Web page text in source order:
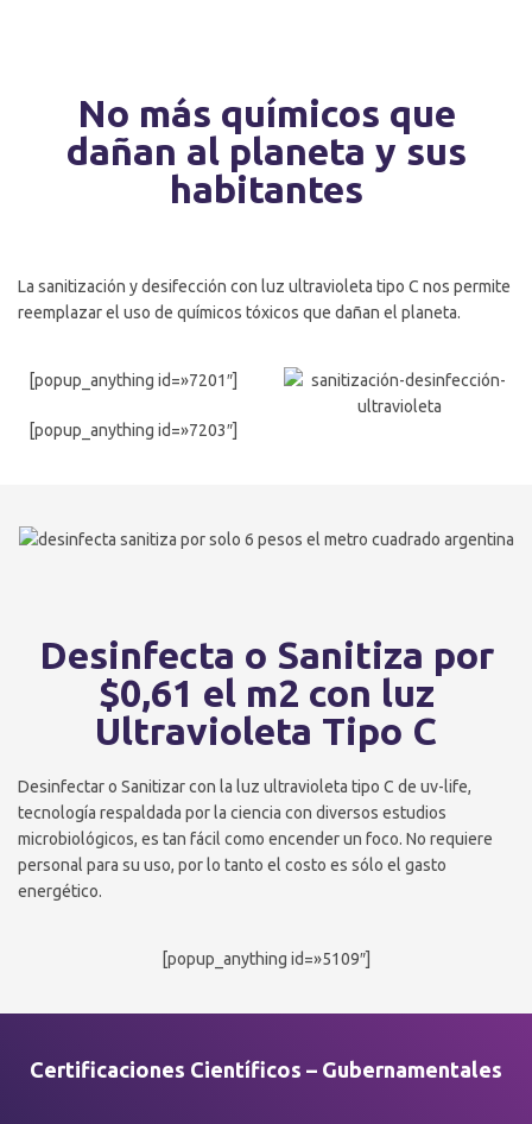
No más químicos que
dañan al planeta y sus
habitantes
La sanitización y desifección con luz ultravioleta tipo C nos permite
reemplazar el uso de químicos tóxicos que dañan el planeta.
[popup_anything id=»7201″]
[popup_anything id=»7203″]
Desinfecta o Sanitiza por
$0,61 el m2 con luz
Ultravioleta Tipo C
Desinfectar o Sanitizar con la luz ultravioleta tipo C de uv-life,
tecnología respaldada por la ciencia con diversos estudios
microbiológicos, es tan fácil como encender un foco. No requiere
personal para su uso, por lo tanto el costo es sólo el gasto
energético.
[popup_anything id=»5109″]
Certificaciones Científicos – Gubernamentales